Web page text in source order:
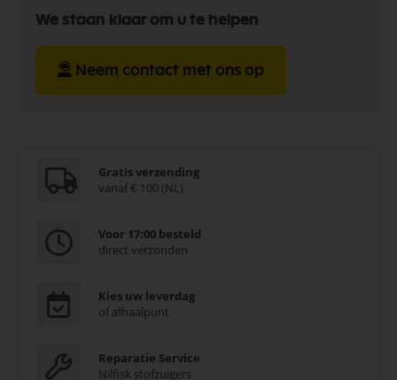
We staan klaar om u te helpen
Neem contact met ons op
Gratis verzending
vanaf € 100 (NL)
Voor 17:00 besteld
direct verzonden
Kies uw leverdag
of afhaalpunt
Reparatie Service
Nilfisk stofzuigers